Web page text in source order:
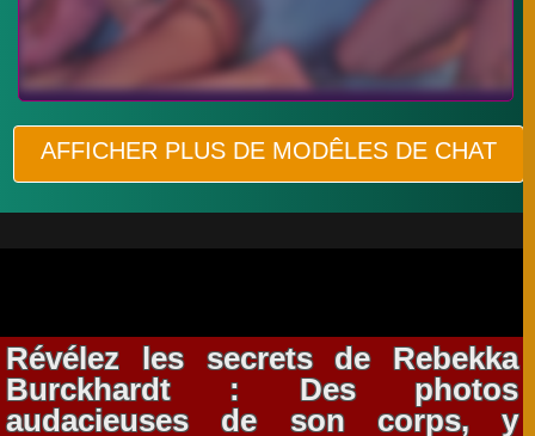
AFFICHER PLUS DE MODÊLES DE CHAT
Révélez les secrets de Rebekka
Burckhardt : Des photos
audacieuses de son corps, y